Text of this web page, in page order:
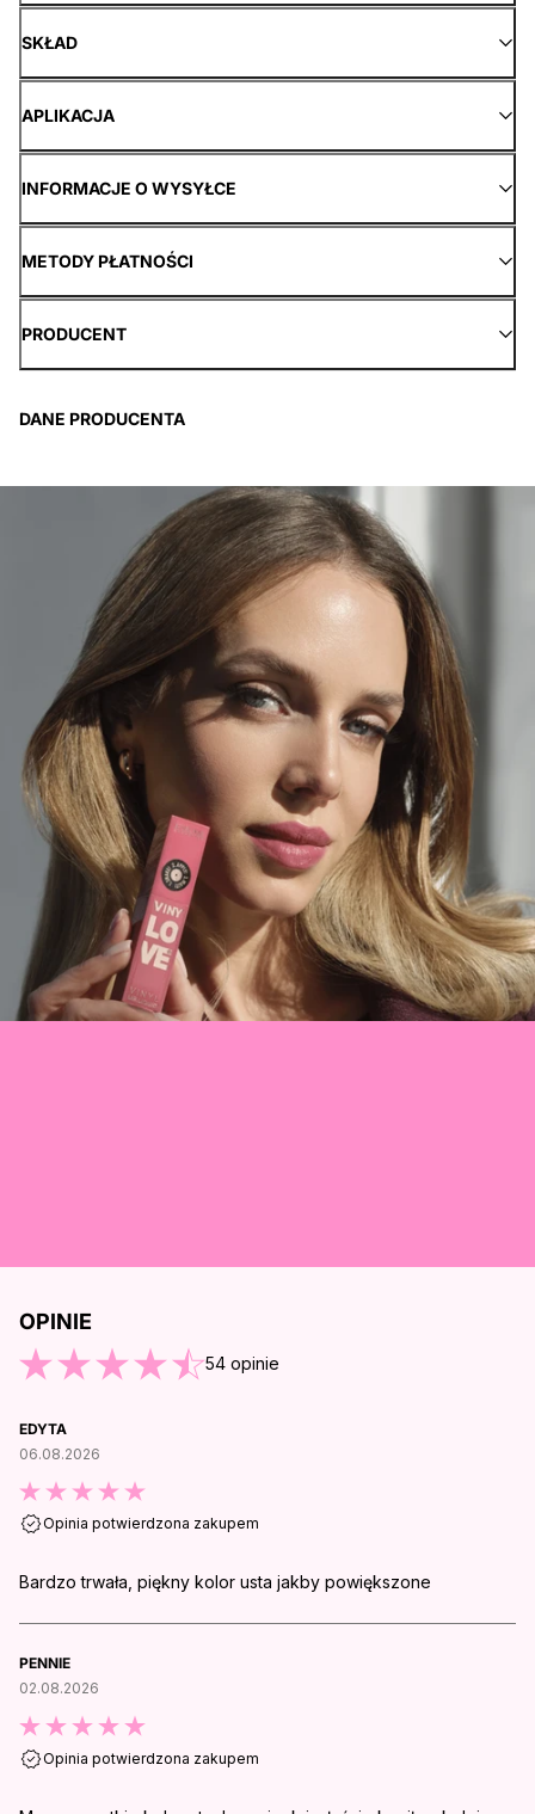
SKŁAD
APLIKACJA
INFORMACJE O WYSYŁCE
METODY PŁATNOŚCI
PRODUCENT
DANE PRODUCENTA
KOŃCA OPINII
OPINIE
54 opinie
EDYTA
06.08.2026
Opinia potwierdzona zakupem
Bardzo trwała, piękny kolor usta jakby powiększone
PENNIE
02.08.2026
Opinia potwierdzona zakupem